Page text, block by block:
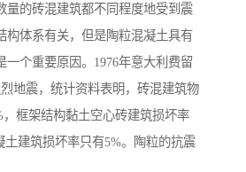
量的砖混建筑都不同程度地受到震
构体系有关，但是陶粒混凝土具有
一个重要原因。1976年意大利费留
地震，统计资料表明，砖混建筑物
，框架结构黏土空心砖建筑损坏率
土建筑损坏率只有5%。陶粒的抗震